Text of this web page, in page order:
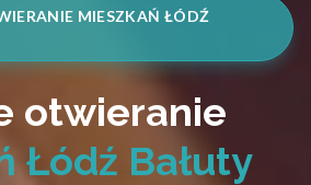
MIESZKAŃ ŁÓDŹ
otwieranie
Łódź Bałuty